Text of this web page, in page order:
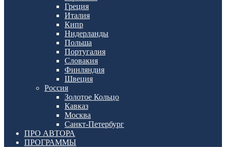
Греция
Италия
Кипр
Нидерланды
Польша
Португалия
Словакия
Финляндия
Швеция
Россия
Золотое Кольцо
Кавказ
Москва
Санкт-Петербург
ПРО АВТОРА
ПРОГРАММЫ